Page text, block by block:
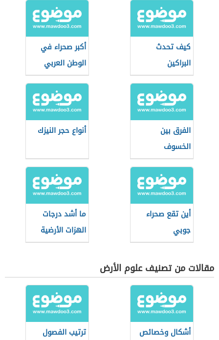
كيف تحدث
البراكين
أكبر صحراء في
الوطن العربي
الفرق بين
الخسوف
والكسوف
أنواع حجر النيزك
أين تقع صحراء
جوبي
ما أشد درجات
الهزات الأرضية
مقالات من تصنيف علوم الأرض
أشكال وخصائص
ترتيب الفصول